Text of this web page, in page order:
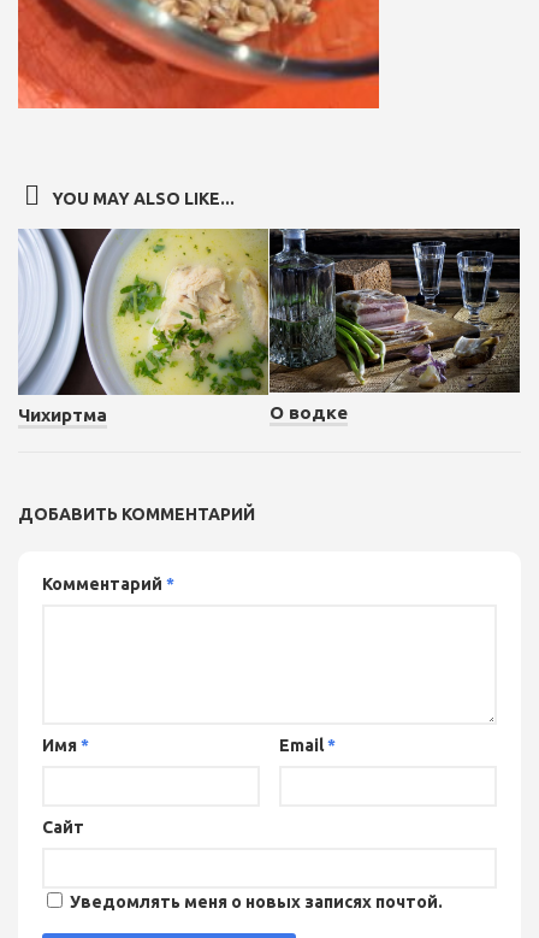
YOU MAY ALSO LIKE...
Чихиртма О водке
ДОБАВИТЬ КОММЕНТАРИЙ
Комментарий *
Имя* Email*
Сайт
Уведомлять меня о новых записях почтой.